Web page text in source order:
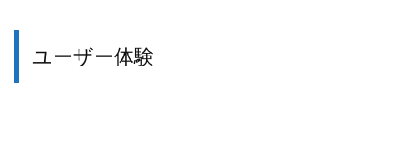
ユーザー体験